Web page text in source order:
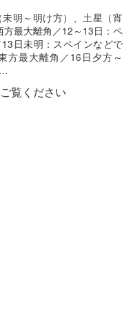
明～明け方）、土星（宵
方最大離角／12～13日：ペ
日未明：スペインなどで
方最大離角／16日夕方～
覧ください